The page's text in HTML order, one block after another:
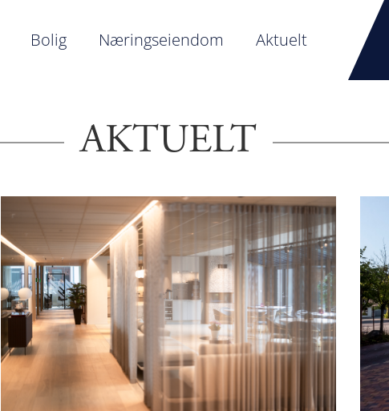
Bolig
Næringseiendom
Bærekraft i Hjertnes Eiendom
Våre ansatte
Eiendommer kjøpes
Kontakt oss
Bolig Næringseiendom Aktuelt
AKTUELT